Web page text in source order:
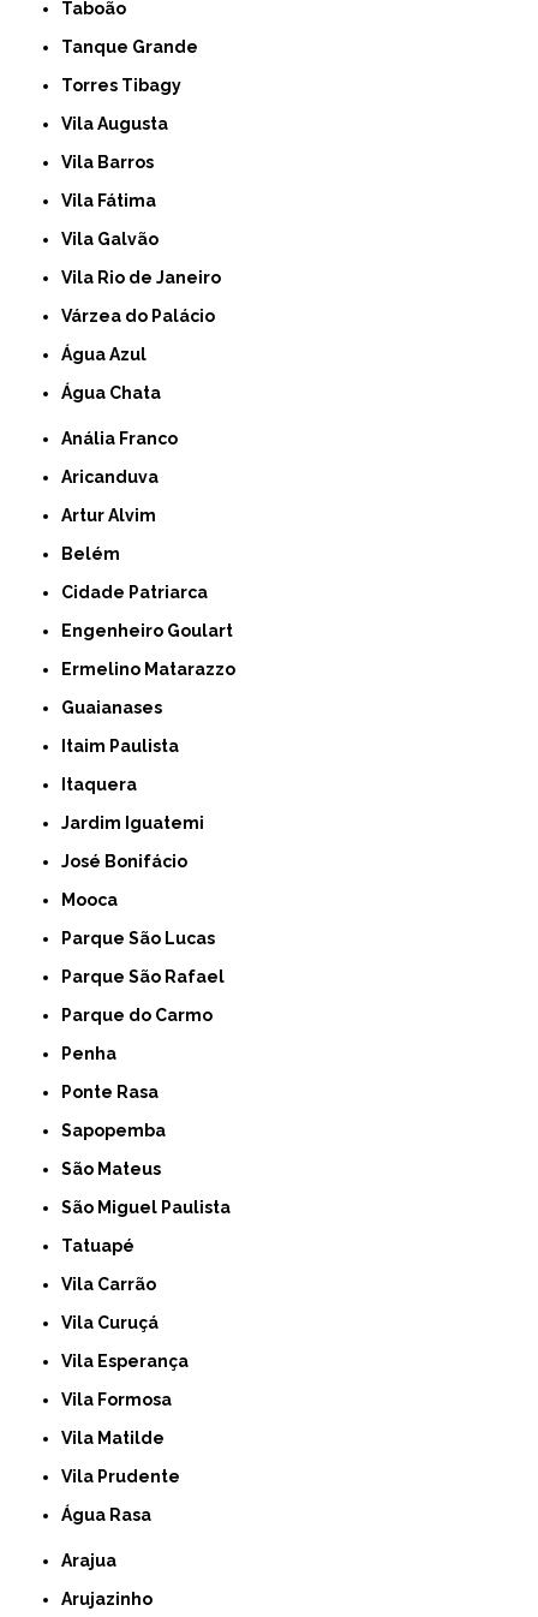
Taboão
Tanque Grande
Torres Tibagy
Vila Augusta
Vila Barros
Vila Fátima
Vila Galvão
Vila Rio de Janeiro
Várzea do Palácio
Água Azul
Água Chata
Anália Franco
Aricanduva
Artur Alvim
Belém
Cidade Patriarca
Engenheiro Goulart
Ermelino Matarazzo
Guaianases
Itaim Paulista
Itaquera
Jardim Iguatemi
José Bonifácio
Mooca
Parque São Lucas
Parque São Rafael
Parque do Carmo
Penha
Ponte Rasa
Sapopemba
São Mateus
São Miguel Paulista
Tatuapé
Vila Carrão
Vila Curuçá
Vila Esperança
Vila Formosa
Vila Matilde
Vila Prudente
Água Rasa
Arajua
Arujazinho